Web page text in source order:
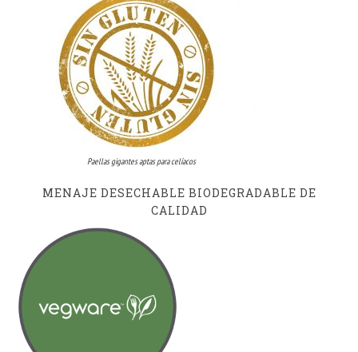
Paellas gigantes aptas para celíacos
MENAJE DESECHABLE BIODEGRADABLE DE
CALIDAD